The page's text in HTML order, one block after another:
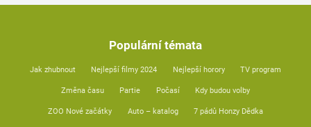
Populární témata
Jak zhubnout Nejlepší filmy 2024 Nejlepší horory TV program
Změna času Partie Počasí Kdy budou volby
ZOO Nové začátky Auto – katalog 7 pádů Honzy Dědka